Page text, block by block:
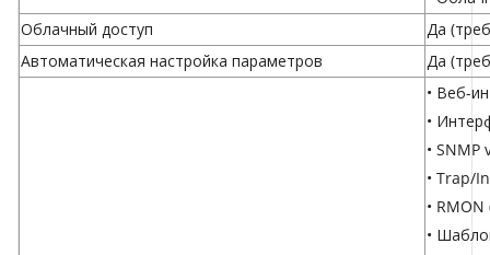
Облачный доступ
Да
Автоматическая настройка параметров
Да
• Веб-
•
• SNMP
• Trap/
• RMON
•